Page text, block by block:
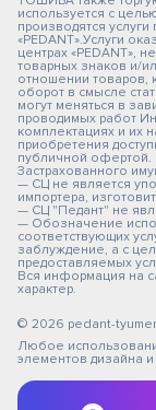
используется с
производятся
«PEDANT».Услуги
центрах «PEDANT»,
товарных знаков и/
отношении товаров,
оборот в смысле
могут меняться в
проводимых работ
комплектациях и их
приобретения
публичной
Застрахованного
— СЦ не является
импортера,
— СЦ "Педант" не
— Обозначение
соответствующих
заблуждение, а с
предоставляемых
Вся информация на
характер.
© 2026 pedant-
Любое
элементов дизайна